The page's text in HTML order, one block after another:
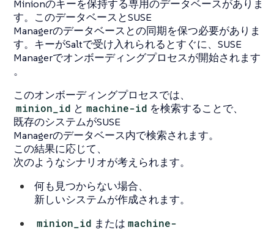
Minionのキーを保持する専用のデータベースがありま
す。このデータベースとSUSE
Managerのデータベースとの同期を保つ必要がありま
す。キーがSaltで受け入れられるとすぐに、SUSE
Managerでオンボーディングプロセスが開始されます
。
このオンボーディングプロセスでは、
minion_id と machine-id を検索することで、
既存のシステムがSUSE
Managerのデータベース内で検索されます。
この結果に応じて、
次のようなシナリオが考えられます。
何も見つからない場合、
新しいシステムが作成されます。
minion_id または machine-